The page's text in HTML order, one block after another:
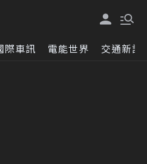
際車訊 電能世界 交通新訊